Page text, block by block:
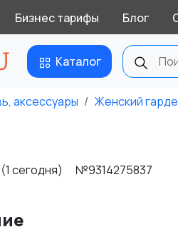
Бизнес тарифы Блог
Каталог
аксессуары Женский
сегодня) №9314275837